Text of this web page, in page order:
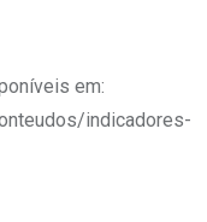
em:
indicadores-